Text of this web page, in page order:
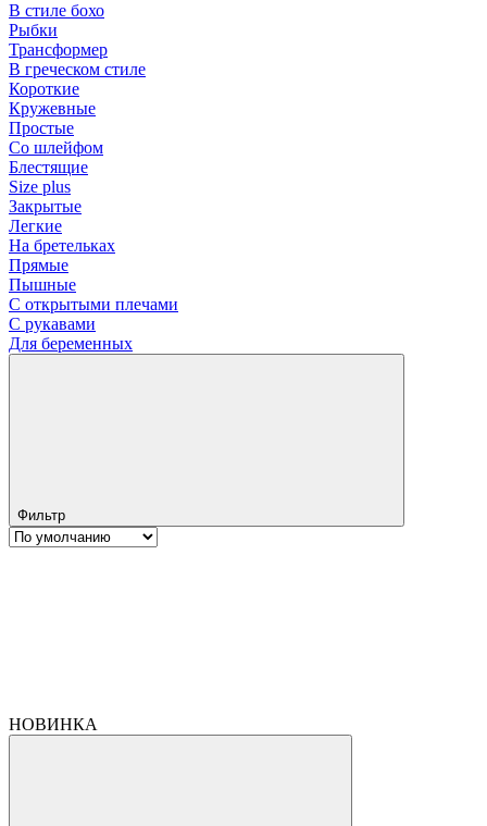
В стиле бохо
Рыбки
Трансформер
В греческом стиле
Короткие
Кружевные
Простые
Со шлейфом
Блестящие
Size plus
Закрытые
Легкие
На бретельках
Прямые
Пышные
С открытыми плечами
С рукавами
Для беременных
Фильтр
НОВИНКА